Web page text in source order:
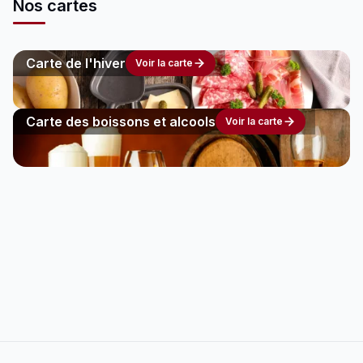
Nos cartes
Carte de l'hiver Voir la carte
Carte des boissons et alcools Voir la carte